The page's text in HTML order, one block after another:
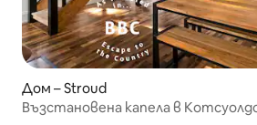
Дом – Stroud
Възстановена капела в